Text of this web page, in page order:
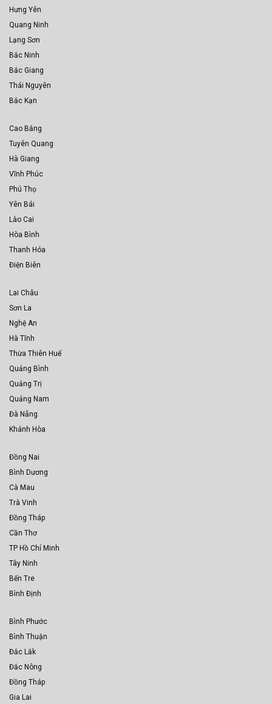
Hưng Yên
Quang Ninh
Lạng Sơn
Bắc Ninh
Bắc Giang
Thái Nguyên
Bắc Kạn
Cao Bằng
Tuyên Quang
Hà Giang
Vĩnh Phúc
Phú Thọ
Yên Bái
Lào Cai
Hòa Bình
Thanh Hóa
Điện Biên
Lai Châu
Sơn La
Nghệ An
Hà Tĩnh
Thừa Thiên Huế
Quảng Bình
Quảng Trị
Quảng Nam
Đà Nẵng
Khánh Hòa
Đồng Nai
Bình Dương
Cà Mau
Trà Vinh
Đồng Tháp
Cần Thơ
TP Hồ Chí Minh
Tây Ninh
Bến Tre
Bình Định
Bình Phước
Bình Thuận
Đắc Lắk
Đắc Nông
Đồng Tháp
Gia Lai